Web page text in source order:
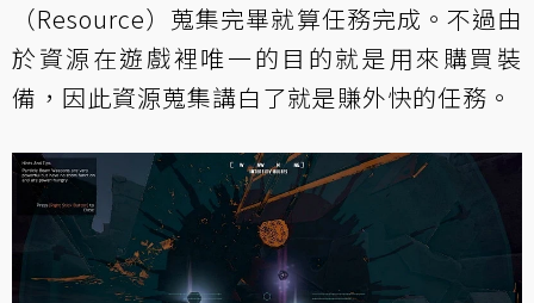
（Resource）蒐集完畢就算任務完成。不過由
於資源在遊戲裡唯一的目的就是用來購買裝
備，因此資源蒐集講白了就是賺外快的任務。